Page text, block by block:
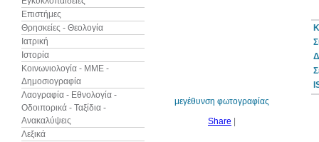
Επιστήμες
Θρησκείες - Θεολογία
Ιατρική
Ιστορία
Κοινωνιολογία - ΜΜΕ -
Δημοσιογραφία
Λαογραφία - Εθνολογία -
Οδοιπορικά - Ταξίδια -
Ανακαλύψεις
Λεξικά
μεγέθυνση φωτογραφίας
Share